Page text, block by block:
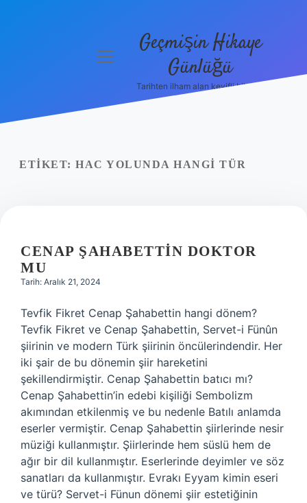
menüyü
Geçmişin Hikaye
Günlüğü
Tarihten ilham alan keyifli bilgiler!
ETIKET: HAC YOLUNDA HANGI TÜR
CENAP ŞAHABETTIN DOKTOR
MU
Tarih: Aralık 21, 2024
Tevfik Fikret Cenap Şahabettin hangi dönem?
Tevfik Fikret ve Cenap Şahabettin, Servet-i Fünûn
şiirinin ve modern Türk şiirinin öncülerindendir. Her
iki şair de bu dönemin şiir hareketini
şekillendirmiştir. Cenap Şahabettin batıcı mı?
Cenap Şahabettin’in edebi kişiliği Sembolizm
akımından etkilenmiş ve bu nedenle Batılı anlamda
eserler vermiştir. Cenap Şahabettin şiirlerinde nesir
müziği kullanmıştır. Şiirlerinde hem süslü hem de
ağır bir dil kullanmıştır. Eserlerinde deyimler ve söz
sanatları da kullanmıştır. Evrakı Eyyam kimin eseri
ve türü? Servet-i Fünun dönemi şiir estetiğinin